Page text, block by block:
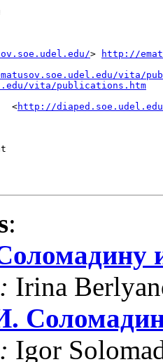
>
http://
vita/
vita/publications.htm
<http://
:
Irina
Igor